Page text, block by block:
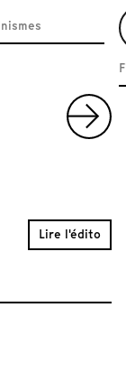
Lire l'édito